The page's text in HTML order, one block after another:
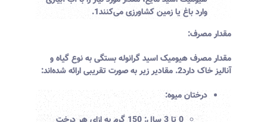
وارد باغ یا زمین کشاورزی می‌کنند1
.
مقدار مصرف:
مقدار مصرف هیومیک اسید گرانوله بستگی به نوع گیاه و
آنالیز خاک دارد2. مقادیر زیر به صورت تقریبی ارائه شده‌اند:
درختان میوه: